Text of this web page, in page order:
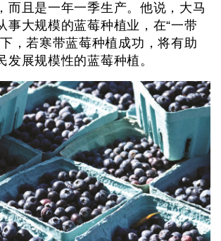
而且是一年一季生产。他说，大马
事大规模的蓝莓种植业，在“一带
，若寒带蓝莓种植成功，将有助
发展规模性的蓝莓种植。